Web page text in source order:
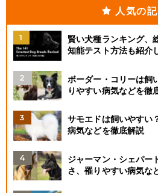
人気の
賢い犬種ランキング、
知能テスト方法も紹介
ボーダー・コリーは飼
りやすい病気などを徹
サモエドは飼いやすい
病気などを徹底解説
ジャーマン・シェパー
さ、罹りやすい病気な